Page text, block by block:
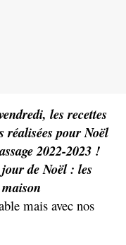
les recettes
réalisées pour Noël
2022-2023 !
de Noël : les
mais avec nos